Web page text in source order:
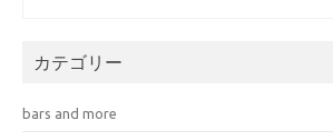
カテゴリー
bars and more